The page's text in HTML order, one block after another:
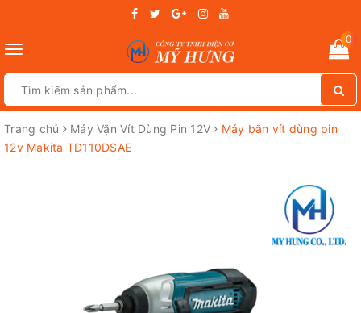
Toggle
0
Trang chủ Máy Vặn Vít Dùng Pin 12V
Máy bắn vít dùng pin
12v Makita TD110DSAE